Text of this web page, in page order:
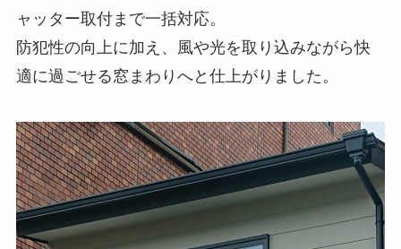
ャッター取付まで一括対応。
防犯性の向上に加え、風や光を取り込みながら快
適に過ごせる窓まわりへと仕上がりました。